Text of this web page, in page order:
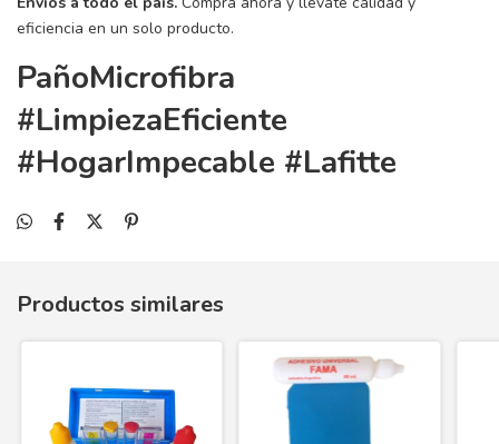
eficiencia en un solo producto.
PañoMicrofibra
#LimpiezaEficiente
#HogarImpecable #Lafitte
Productos similares